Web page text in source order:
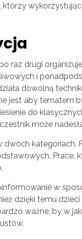
którzy
raz drugi
i
dowolną
jest aby tematem
do
może
dwóch kategoriach.
Prace,
w
dzięki temu
ważne, by w